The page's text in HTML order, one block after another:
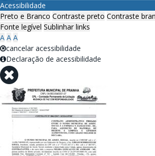
Acessibilidade
Preto e Branco Contraste preto Contraste
Fonte legível Sublinhar links
A A A
cancelar acessibilidade
Declaração de acessibilidade